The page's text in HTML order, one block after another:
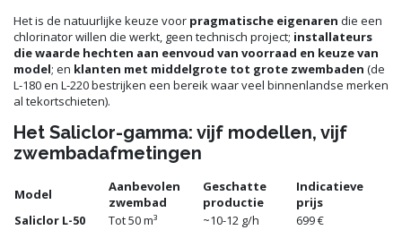
Het is de natuurlijke keuze voor pragmatische eigenaren die een
chlorinator willen die werkt, geen technisch project; installateurs
die waarde hechten aan eenvoud van voorraad en keuze van
model; en klanten met middelgrote tot grote zwembaden (de
L-180 en L-220 bestrijken een bereik waar veel binnenlandse merken
al tekortschieten).
Het Saliclor-gamma: vijf modellen, vijf
zwembadafmetingen
Model
Aanbevolen
zwembad
Geschatte
productie
Indicatieve
prijs
Saliclor L-50
Tot 50 m³ ~10-12 g/h
699 €